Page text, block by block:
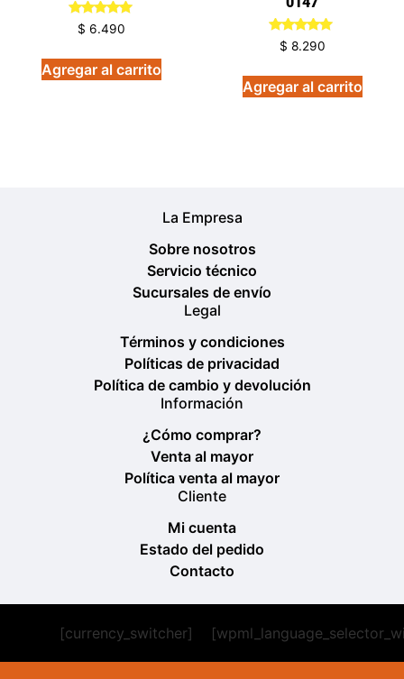
Valorado
en
de 5
$ 6.490
Agregar al carrito
Valorado
en
de 5
$ 8.290
Agregar al carrito
La Empresa
Sobre nosotros
Servicio técnico
Sucursales de envío
Legal
Términos y condiciones
Políticas de privacidad
Política de cambio y devolución
Información
¿Cómo comprar?
Venta al mayor
Política venta al mayor
Cliente
Mi cuenta
Estado del pedido
Contacto
[currency_switcher]